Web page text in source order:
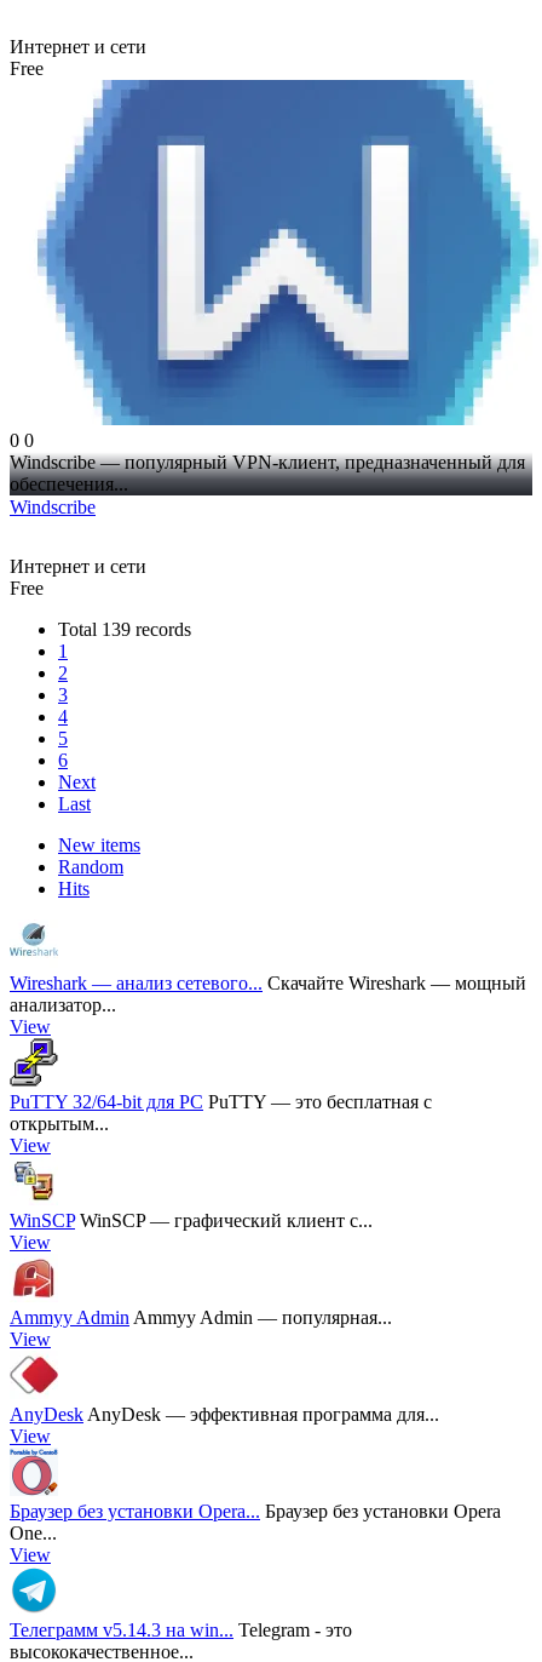
Интернет и сети
Free
0 0
Windscribe — популярный VPN-клиент, предназначенный для
обеспечения...
Windscribe
Интернет и сети
Free
Total 139 records
1
2
3
4
5
6
Next
Last
New items
Random
Hits
Wireshark — анализ сетевого... Скачайте Wireshark — мощный
анализатор...
View
PuTTY 32/64-bit для PC PuTTY — это бесплатная с
открытым...
View
WinSCP WinSCP — графический клиент с...
View
Ammyy Admin Ammyy Admin — популярная...
View
AnyDesk AnyDesk — эффективная программа для...
View
Браузер без установки Opera... Браузер без установки Opera
One...
View
Телеграмм v5.14.3 на win... Telegram - это
высококачественное...